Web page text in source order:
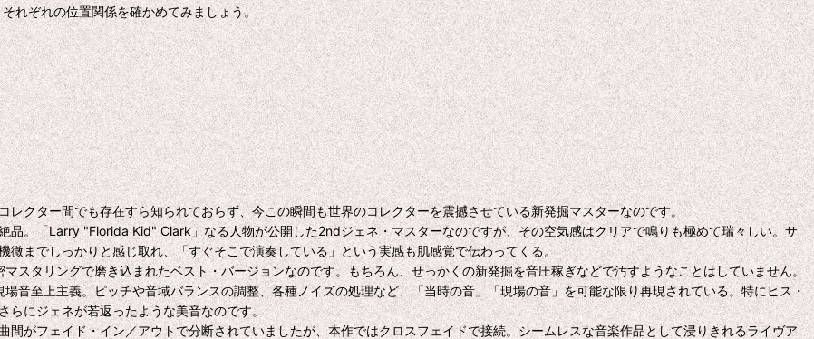
れぞれの位置関係を確かめてみましょう。
クター間でも存在すら知られておらず、今この瞬間も世界のコレクターを震撼させている新発掘マスターなのです。
。「Larry "Florida Kid" Clark」なる人物が公開した2ndジェネ・マスターなのですが、その空気感はクリアで鳴りも極めて瑞々しい。サ
までしっかりと感じ取れ、「すぐそこで演奏している」という実感も肌感覚で伝わってくる。
スタリングで磨き込まれたベスト・バージョンなのです。もちろん、せっかくの新発掘を音圧稼ぎなどで汚すようなことはしていません。
音至上主義。ピッチや音域バランスの調整、各種ノイズの処理など、「当時の音」「現場の音」を可能な限り再現されている。特にヒス・
らにジェネが若返ったような美音なのです。
がフェイド・イン／アウトで分断されていましたが、本作ではクロスフェイドで接続。シームレスな音楽作品として浸りきれるライヴア